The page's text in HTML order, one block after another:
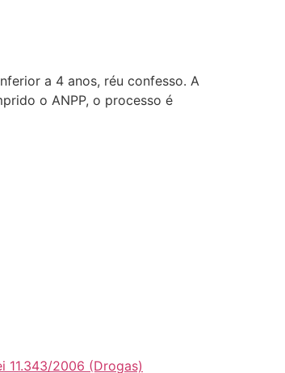
a 4 anos, réu confesso. A
o ANPP, o processo é
11.343/2006 (Drogas)